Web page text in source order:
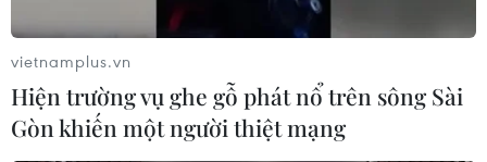
New Zealand hỗ trợ 830 triệu đồng cho nữ
vietnamplus.vn
Hiện trường vụ ghe gỗ phát nổ trên sông Sài
Gòn khiến một người thiệt mạng